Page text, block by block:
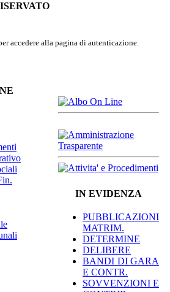
accedere alla pagina di autenticazione.
IN EVIDENZA
PUBBLICAZIONI
MATRIM.
DETERMINE
DELIBERE
BANDI DI GARA
E CONTR.
SOVVENZIONI E